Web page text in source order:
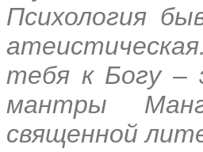
Психология
тебя к Богу –
мантры
священной